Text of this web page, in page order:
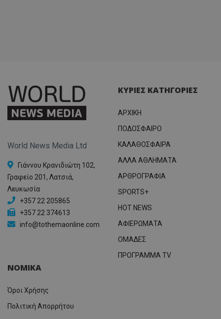
World News Media Ltd
Γιάννου Κρανιδιώτη 102,
Γραφείο 201, Λατσιά,
Λευκωσία
+357 22 205865
+357 22 374613
info@tothemaonline.com
ΚΥΡΙΕΣ ΚΑΤΗΓΟΡΙΕΣ
ΑΡΧΙΚΗ
ΠΟΔΟΣΦΑΙΡΟ
ΚΑΛΑΘΟΣΦΑΙΡΑ
ΑΛΛΑ ΑΘΛΗΜΑΤΑ
ΑΡΘΡΟΓΡΑΦΙΑ
SPORTS+
HOT NEWS
ΑΦΙΕΡΩΜΑΤΑ
ΟΜΑΔΕΣ
ΠΡΟΓΡΑΜΜΑ TV
ΝΟΜΙΚΑ
Όροι Χρήσης
Πολιτική Απορρήτου